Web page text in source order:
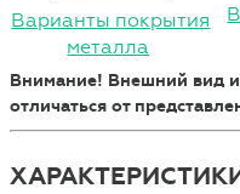
Варианты покрытия
металла
Внимание! Внешний вид
отличаться от